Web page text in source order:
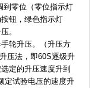
到零位（零位指示灯
钮，绿色指示灯
。
轮升压。（升压方
压法，即60S逐级升
定的升压速度升到
定试验电压的速度升